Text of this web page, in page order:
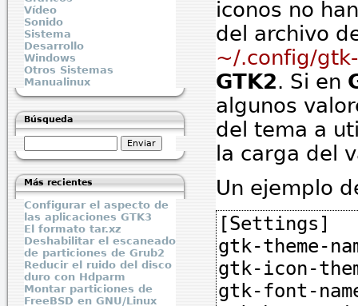
Vídeo
Sonido
Sistema
Desarrollo
Windows
Otros Sistemas
Manualinux
Búsqueda
Más recientes
Configurar el aspecto de
las aplicaciones GTK3
El formato tar.xz
Deshabilitar el escaneado
de particiones de Grub2
Reducir el ruido del disco
duro con Hdparm
Montar particiones de
FreeBSD en GNU/Linux
iconos no
del archivo
~/.config/
GTK2. Si en
algunos
del tema a
la carga del
Un ejemplo
[Settings]
gtk-theme-
gtk-icon-
gtk-font-